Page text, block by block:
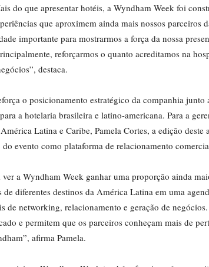
do que apresentar hotéis, a Wyndham Week foi
que aproximem ainda mais nossos parceiros
importante para mostrarmos a força da nossa
reforçarmos o quanto acreditamos na
destaca.
o posicionamento estratégico da companhia
a hotelaria brasileira e latino-americana. Para a
Latina e Caribe, Pamela Cortes, a edição deste
evento como plataforma de relacionamento
a Wyndham Week ganhar uma proporção ainda
diferentes destinos da América Latina em uma
de networking, relacionamento e geração de
e permitem que os parceiros conheçam mais de
afirma Pamela.